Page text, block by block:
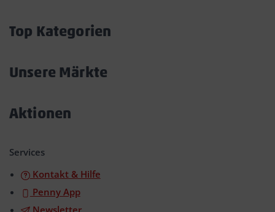
Top Kategorien
Unsere Märkte
Aktionen
Services
Kontakt & Hilfe
Penny App